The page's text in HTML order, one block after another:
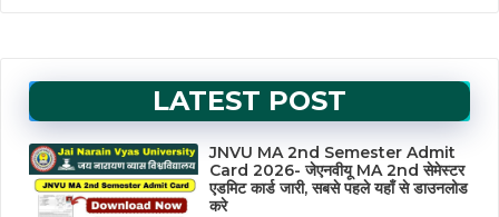
LATEST POST
JNVU MA 2nd Semester Admit
Card 2026- जेएनवीयू MA 2nd सेमेस्टर
एडमिट कार्ड जारी, सबसे पहले यहाँ से डाउनलोड
करे